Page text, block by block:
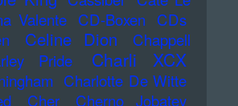
Valente CD-Boxen
CDs
Celine Dion
Chappell
Pride Charli XCX
Charlotte De Witte
Cher Cherno Jobatey